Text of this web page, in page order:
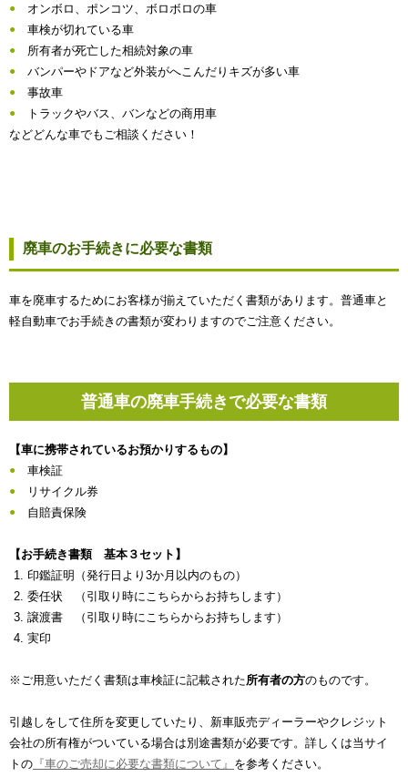
オンボロ、ポンコツ、ボロボロの車
車検が切れている車
所有者が死亡した相続対象の車
バンパーやドアなど外装がへこんだりキズが多い車
事故車
トラックやバス、バンなどの商用車
などどんな車でもご相談ください！
廃車のお手続きに必要な書類
車を廃車するためにお客様が揃えていただく書類があります。普通車と
軽自動車でお手続きの書類が変わりますのでご注意ください。
普通車の廃車手続きで必要な書類
【車に携帯されているお預かりするもの】
車検証
リサイクル券
自賠責保険
【お手続き書類 基本３セット】
印鑑証明（発行日より3か月以内のもの）
委任状 （引取り時にこちらからお持ちします）
譲渡書 （引取り時にこちらからお持ちします）
実印
※ご用意いただく書類は車検証に記載された所有者の方のものです。
引越しをして住所を変更していたり、新車販売ディーラーやクレジット
会社の所有権がついている場合は別途書類が必要です。詳しくは当サイ
トの 『車のご売却に必要な書類について』 を参考ください。